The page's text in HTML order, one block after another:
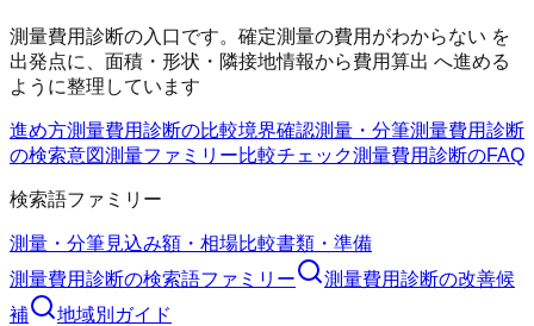
測量費用診断の入口です。確定測量の費用がわからない を
出発点に、面積・形状・隣接地情報から費用算出 へ進める
ように整理しています
進め方測量費用診断の比較境界確認測量・分筆測量費用診断
の検索意図測量ファミリー比較チェック測量費用診断のFAQ
検索語ファミリー
測量・分筆見込み額・相場比較書類・準備
測量費用診断の検索語ファミリー 測量費用診断の改善候
補
地域別ガイド